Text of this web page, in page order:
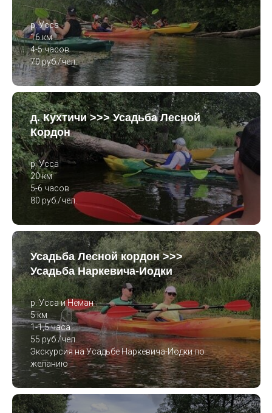
р. Усса
16 км
4-5 часов
70 руб./чел.
д. Кухтичи >>> Усадьба Лесной
Кордон
р. Усса
20 км
5-6 часов
80 руб./чел.
Усадьба Лесной кордон >>>
Усадьба Наркевича-Иодки
р. Усса и Неман
5 км
1-1,5 часа
55 руб./чел.
Экскурсия на Усадьбе Наркевича-Иодки по
желанию